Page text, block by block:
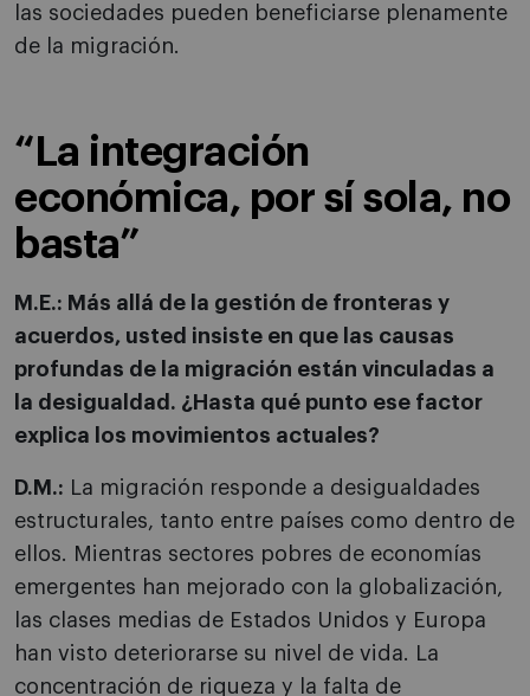
las sociedades pueden beneficiarse plenamente
de la migración.
“La integración
económica, por sí sola, no
basta”
M.E.: Más allá de la gestión de fronteras y
acuerdos, usted insiste en que las causas
profundas de la migración están vinculadas a
la desigualdad. ¿Hasta qué punto ese factor
explica los movimientos actuales?
D.M.: La migración responde a desigualdades
estructurales, tanto entre países como dentro de
ellos. Mientras sectores pobres de economías
emergentes han mejorado con la globalización,
las clases medias de Estados Unidos y Europa
han visto deteriorarse su nivel de vida. La
concentración de riqueza y la falta de